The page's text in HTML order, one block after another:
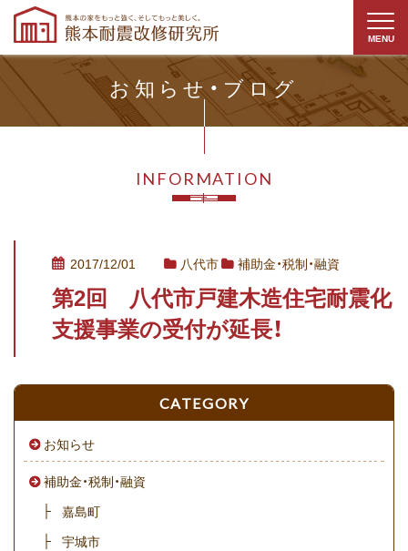
コンセプト 長期優良住宅
会社案内
tel:0968-23-2864
〒861-1213
熊本県菊池市泗水町南田島1049-2
FAX 0968-23-2865
お知らせ・ブログ
INFORMATION
2017/12/01 八代市 補助金・税制・融資
第2回 八代市戸建木造住宅耐震化
支援事業の受付が延長！
CATEGORY
お知らせ
補助金・税制・融資
嘉島町
宇城市
MENU